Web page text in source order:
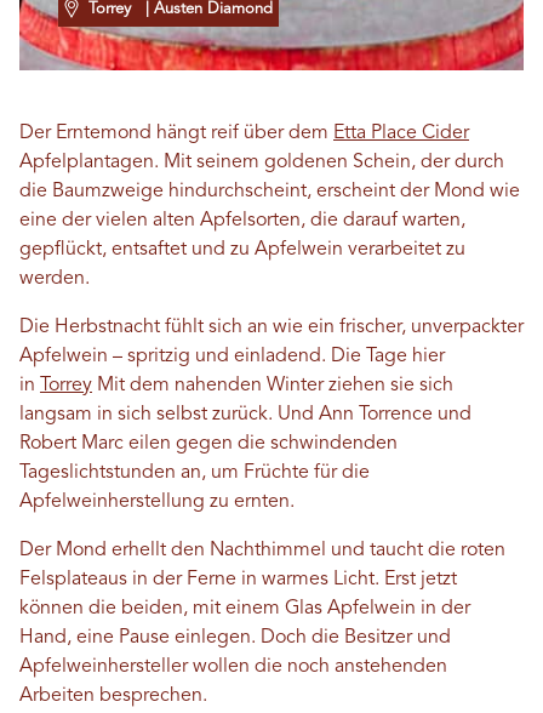
Torrey | Austen Diamond
Der Erntemond hängt reif über dem Etta Place Cider
Apfelplantagen. Mit seinem goldenen Schein, der durch
die Baumzweige hindurchscheint, erscheint der Mond wie
eine der vielen alten Apfelsorten, die darauf warten,
gepflückt, entsaftet und zu Apfelwein verarbeitet zu
werden.
Die Herbstnacht fühlt sich an wie ein frischer, unverpackter
Apfelwein – spritzig und einladend. Die Tage hier
in
Torrey Mit dem nahenden Winter ziehen sie sich
langsam in sich selbst zurück. Und Ann Torrence und
Robert Marc eilen gegen die schwindenden
Tageslichtstunden an, um Früchte für die
Apfelweinherstellung zu ernten.
Der Mond erhellt den Nachthimmel und taucht die roten
Felsplateaus in der Ferne in warmes Licht. Erst jetzt
können die beiden, mit einem Glas Apfelwein in der
Hand, eine Pause einlegen. Doch die Besitzer und
Apfelweinhersteller wollen die noch anstehenden
Arbeiten besprechen.